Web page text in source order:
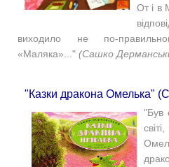
От і в
виходило не по-
«Маляка»..." (Сашко
"Казки дракона Омелька"
"Був